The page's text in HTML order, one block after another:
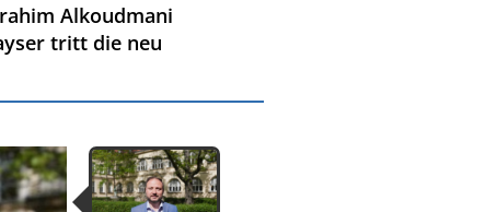
Alkoudmani
tritt die neu